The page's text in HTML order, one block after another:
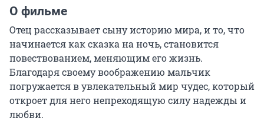
О фильме
Отец рассказывает сыну историю мира, и то, что
начинается как сказка на ночь, становится
повествованием, меняющим его жизнь.
Благодаря своему воображению мальчик
погружается в увлекательный мир чудес, который
откроет для него непреходящую силу надежды и
любви.